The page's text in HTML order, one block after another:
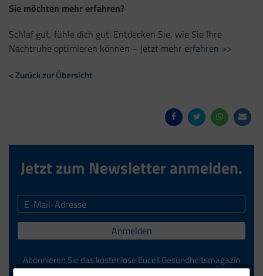
Sie möchten mehr erfahren?
Schlaf gut, fühle dich gut: Entdecken Sie, wie Sie Ihre
Nachtruhe optimieren können – jetzt mehr erfahren >>
< Zurück zur Übersicht
Jetzt zum Newsletter anmelden.
Anmelden
Abonnieren Sie das kostenlose Eucell Gesundheitsmagazin